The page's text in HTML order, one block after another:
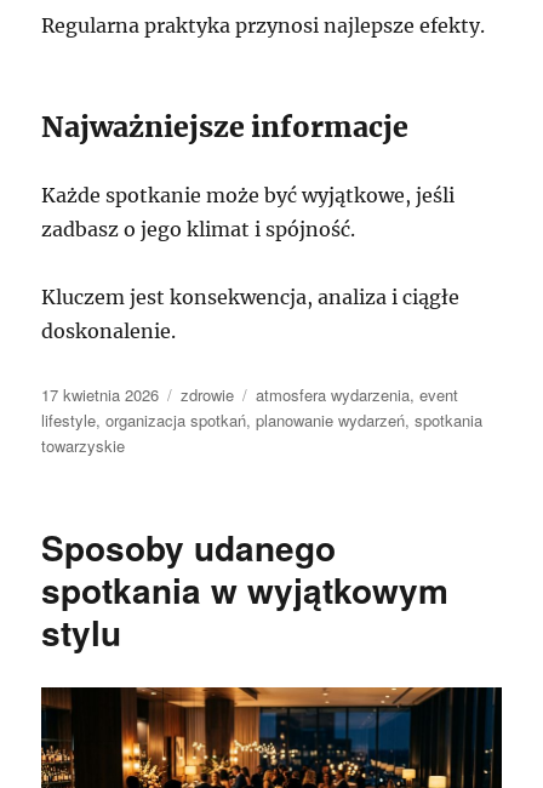
Regularna praktyka przynosi najlepsze efekty.
Najważniejsze informacje
Każde spotkanie może być wyjątkowe, jeśli
zadbasz o jego klimat i spójność.
Kluczem jest konsekwencja, analiza i ciągłe
doskonalenie.
Data
publikacji
17 kwietnia 2026 Kategorie
zdrowie Tagi
atmosfera wydarzenia,event
lifestyle,organizacja spotkań,planowanie wydarzeń,spotkania
towarzyskie
Sposoby udanego
spotkania w wyjątkowym
stylu